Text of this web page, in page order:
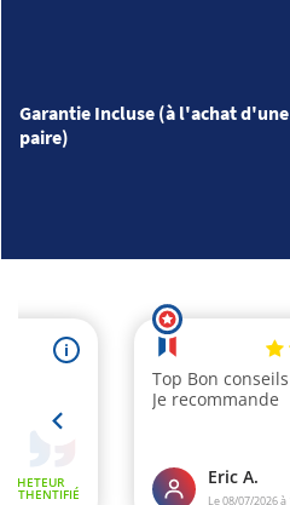
Garantie Incluse (à l'achat d'une
paire)